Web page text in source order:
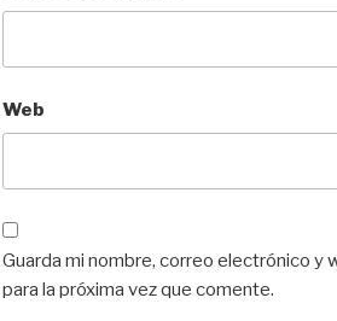
Web
Guarda mi nombre, correo electrónico y
para la próxima vez que comente.